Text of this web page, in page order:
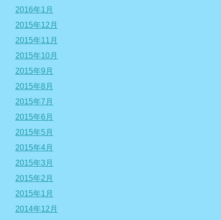
2016年1月
2015年12月
2015年11月
2015年10月
2015年9月
2015年8月
2015年7月
2015年6月
2015年5月
2015年4月
2015年3月
2015年2月
2015年1月
2014年12月